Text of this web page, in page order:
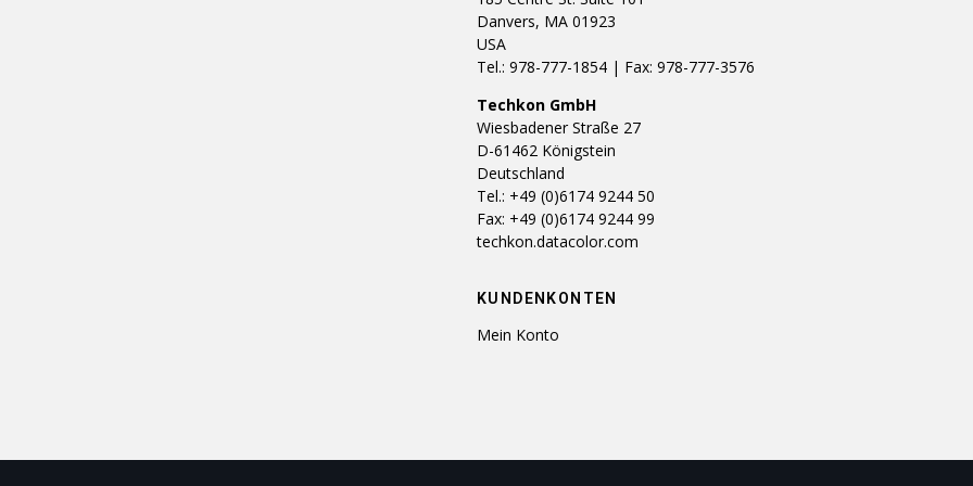
Danvers, MA 01923
USA
Tel.: 978-777-1854 | Fax: 978-777-3576
Techkon GmbH
Wiesbadener Straße 27
D-61462 Königstein
Deutschland
Tel.: +49 (0)6174 9244 50
Fax: +49 (0)6174 9244 99
techkon.datacolor.com
KUNDENKONTEN
Mein Konto